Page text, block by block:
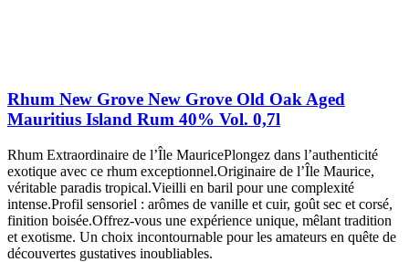
Rhum New Grove New Grove Old Oak Aged
Mauritius Island Rum 40% Vol. 0,7l
Rhum Extraordinaire de l’Île MauricePlongez dans l’authenticité
exotique avec ce rhum exceptionnel.Originaire de l’Île Maurice,
véritable paradis tropical.Vieilli en baril pour une complexité
intense.Profil sensoriel : arômes de vanille et cuir, goût sec et corsé,
finition boisée.Offrez-vous une expérience unique, mêlant tradition
et exotisme. Un choix incontournable pour les amateurs en quête de
découvertes gustatives inoubliables.